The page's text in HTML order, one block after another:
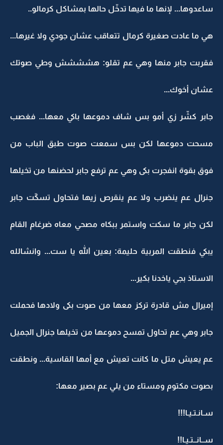
ساعدوها... لإنها ما فيها تدخّل حالها بمشاكل كرمالو..
هي ما عادت صغيرة كرمال تتعاقب عشان جودي ولا غيرها...
فقربت جابر منها وهي عم تقلو: هشششش وطي صوتك
عشان أخوك...
جابر كشّر زي أمو بس شاف دموعها باكي معها... فغصب
مسحت دموعها لكن بس سمعت صوت طبق الباب من
فوق بقوة انفجرت بكى وهي عم ترفع جابر لحضنها من تخيلها
جنرال عم ينضرب ولا عم ينقرص زيها فتحاول تسكّت جابر
لكن جابر ما سكت واستمر ببكاه مصحي معاه ضرغام القام
يبكي فنطقت المربية حليمة: بعين الله يا ست... وانشالله
الاستاذ بجي ياخدنا بكير...
إميرال مش قادرة تركز معها من صوت بكى ولادها فحملت
جابر وهي عم تحاول تمسح دموعها من تخيلها جنرال الجميل
عم يعيش متل ما كانت تعيش مع أمها القاسية... ونطقت
بصوت مكتوم ومستاء من يلي عم بصير معها:
سـانـتـيـا!!!
ســانــتـيـا!!